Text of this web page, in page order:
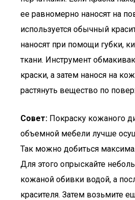
ее равномерно наносят на
используется обычный
наносят при помощи губки,
ткани. Инструмент
краски, а затем нанося на
растянуть вещество по
Совет: Покраску кожаного
объемной мебели лучше
Так можно добиться
Для этого опрыскайте
кожаной обивки водой, а
красителя. Затем возьмите